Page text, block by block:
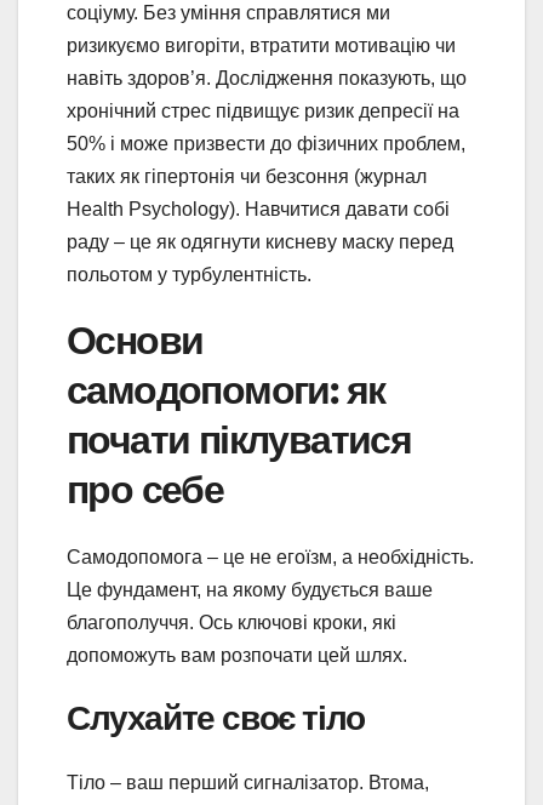
соціуму. Без уміння справлятися ми
ризикуємо вигоріти, втратити мотивацію чи
навіть здоров’я. Дослідження показують, що
хронічний стрес підвищує ризик депресії на
50% і може призвести до фізичних проблем,
таких як гіпертонія чи безсоння (журнал
Health Psychology). Навчитися давати собі
раду – це як одягнути кисневу маску перед
польотом у турбулентність.
Основи
самодопомоги: як
почати піклуватися
про себе
Самодопомога – це не егоїзм, а необхідність.
Це фундамент, на якому будується ваше
благополуччя. Ось ключові кроки, які
допоможуть вам розпочати цей шлях.
Слухайте своє тіло
Тіло – ваш перший сигналізатор. Втома,